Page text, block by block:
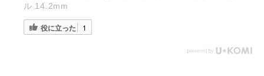
ル 14.2mm
役に立った 1